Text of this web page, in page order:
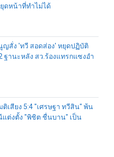
ดหน้าที่ทำไม่ได้
ญสั่ง 'ทวี สอดส่อง' หยุดปฏิบัติ
ฐานะหลัง สว.ร้องแทรกแซงอำ
เสียง 5:4 "เศรษฐา ทวีสิน" พ้น
ต่งตั้ง "พิชิต ชื่นบาน" เป็น